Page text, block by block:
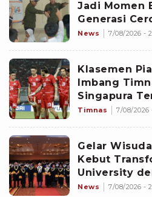
Jadi Momen
Generasi
News 7/08/2026 -
Klasemen
Imbang
Singapura
Semifinal
Timnas 7/08/2026
Gelar
Kebut
University
1.098
News 7/08/2026 -